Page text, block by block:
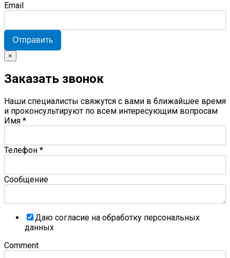
Email
Отправить
×
Заказать звонок
Наши специалисты свяжутся с вами в ближайшее время
и проконсультируют по всем интересующим вопросам
Имя *
Телефон *
Сообщение
Даю согласие на обработку персональных
данных
Comment